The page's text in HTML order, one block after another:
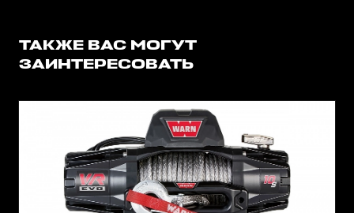
ТАКЖЕ ВАС МОГУТ
ЗАИНТЕРЕСОВАТЬ